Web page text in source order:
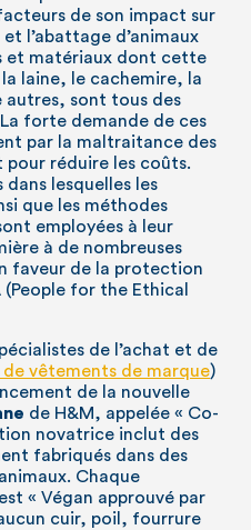
facteurs de son impact sur
l’abattage d’animaux
et matériaux dont cette
laine, le cachemire, la
sont tous des
forte demande de ces
par la maltraitance des
pour réduire les coûts.
lesquelles les
que les méthodes
employées à leur
à de nombreuses
faveur de la protection
(People for the Ethical
de l’achat et de
de vêtements de marque)
de la nouvelle
de H&M, appelée « Co-
novatrice inclut des
fabriqués dans des
Chaque
« Végan approuvé par
cuir, poil, fourrure